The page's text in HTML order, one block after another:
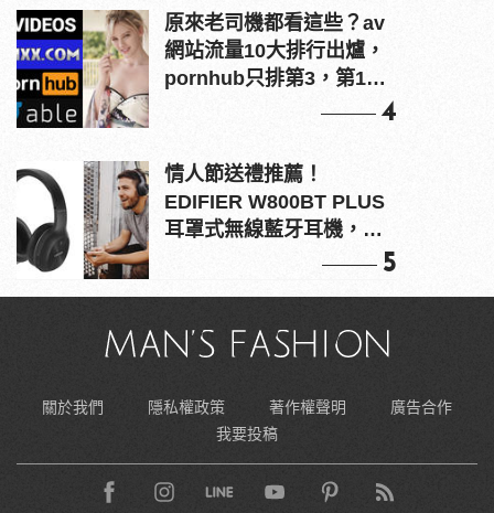
原來老司機都看這些？av
網站流量10大排行出爐，
pornhub只排第3，第1名
4
情人節送禮推薦！
EDIFIER W800BT PLUS
耳罩式無線藍牙耳機，在
5
關於我們 隱私權政策 著作權聲明
廣告合作
我要投稿